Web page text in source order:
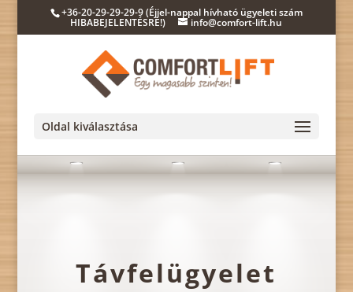
+36-20-29-29-29-9 (Éjjel-nappal hívható ügyeleti szám
HIBABEJELENTÉSRE!) info@comfort-lift.hu
Oldal kiválasztása
Távfelügyelet